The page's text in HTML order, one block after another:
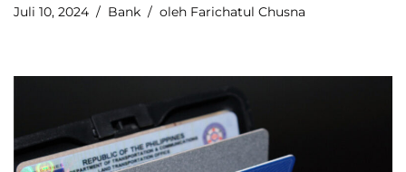
Juli 10, 2024 Bank oleh Farichatul Chusna